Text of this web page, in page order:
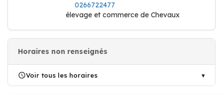
0266722477
élevage et commerce de Chevaux
Horaires non renseignés
Voir tous les horaires